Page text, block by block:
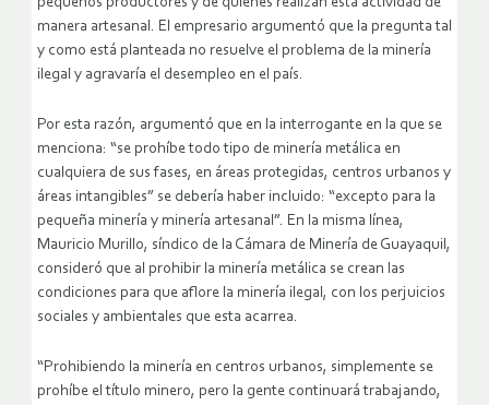
manera artesanal. El empresario argumentó que la pregunta tal
y como está planteada no resuelve el problema de la minería
ilegal y agravaría el desempleo en el país.
Por esta razón, argumentó que en la interrogante en la que se
menciona: “se prohíbe todo tipo de minería metálica en
cualquiera de sus fases, en áreas protegidas, centros urbanos y
áreas intangibles” se debería haber incluido: “excepto para la
pequeña minería y minería artesanal”. En la misma línea,
Mauricio Murillo, síndico de la Cámara de Minería de Guayaquil,
consideró que al prohibir la minería metálica se crean las
condiciones para que aflore la minería ilegal, con los perjuicios
sociales y ambientales que esta acarrea.
“Prohibiendo la minería en centros urbanos, simplemente se
prohíbe el título minero, pero la gente continuará trabajando,